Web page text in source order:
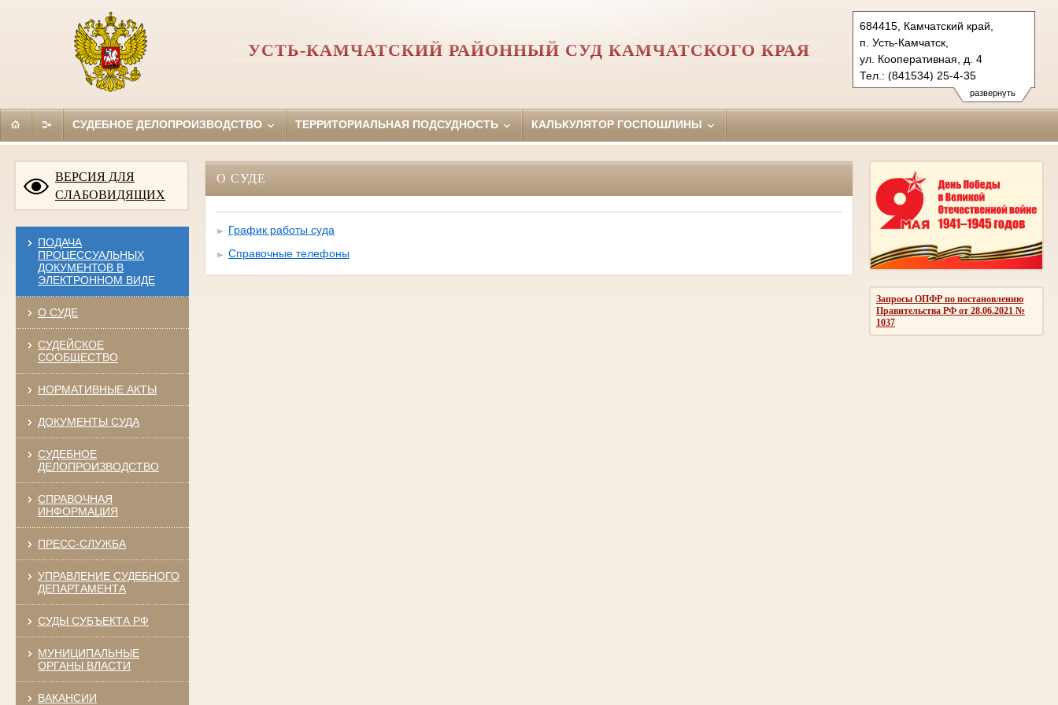
развернуть
684415, Камчатский край,
п. Усть-Камчатск,
ул. Кооперативная, д. 4
Тел.: (841534) 25-4-35
ust-kamchatsky.kam@sudrf.ru
УСТЬ-КАМЧАТСКИЙ РАЙОННЫЙ СУД КАМЧАТСКОГО КРАЯ
СУДЕБНОЕ ДЕЛОПРОИЗВОДСТВО ТЕРРИТОРИАЛЬНАЯ ПОДСУДНОСТЬ КАЛЬКУЛЯТОР ГОСПОШЛИНЫ
ВЕРСИЯ ДЛЯ
СЛАБОВИДЯЩИХ
ПОДАЧА
ПРОЦЕССУАЛЬНЫХ
ДОКУМЕНТОВ В
ЭЛЕКТРОННОМ ВИДЕ
О СУДЕ
СУДЕЙСКОЕ
СООБЩЕСТВО
НОРМАТИВНЫЕ АКТЫ
ДОКУМЕНТЫ СУДА
СУДЕБНОЕ
ДЕЛОПРОИЗВОДСТВО
СПРАВОЧНАЯ
ИНФОРМАЦИЯ
ПРЕСС-СЛУЖБА
УПРАВЛЕНИЕ СУДЕБНОГО
ДЕПАРТАМЕНТА
СУДЫ СУБЪЕКТА РФ
МУНИЦИПАЛЬНЫЕ
ОРГАНЫ ВЛАСТИ
ВАКАНСИИ
Запросы ОПФР по постановлению
Правительства РФ от 28.06.2021 №
1037
О СУДЕ
График работы суда
Справочные телефоны